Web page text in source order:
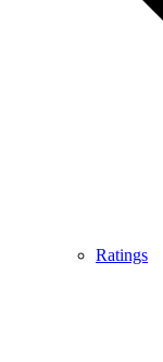
Ratings